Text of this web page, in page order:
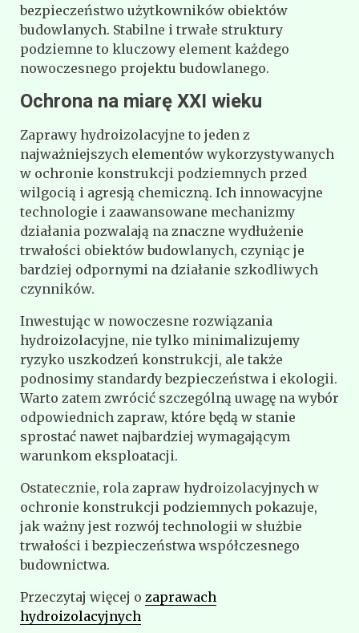
bezpieczeństwo użytkowników obiektów
budowlanych. Stabilne i trwałe struktury
podziemne to kluczowy element każdego
nowoczesnego projektu budowlanego.
Ochrona na miarę XXI wieku
Zaprawy hydroizolacyjne to jeden z
najważniejszych elementów wykorzystywanych
w ochronie konstrukcji podziemnych przed
wilgocią i agresją chemiczną. Ich innowacyjne
technologie i zaawansowane mechanizmy
działania pozwalają na znaczne wydłużenie
trwałości obiektów budowlanych, czyniąc je
bardziej odpornymi na działanie szkodliwych
czynników.
Inwestując w nowoczesne rozwiązania
hydroizolacyjne, nie tylko minimalizujemy
ryzyko uszkodzeń konstrukcji, ale także
podnosimy standardy bezpieczeństwa i ekologii.
Warto zatem zwrócić szczególną uwagę na wybór
odpowiednich zapraw, które będą w stanie
sprostać nawet najbardziej wymagającym
warunkom eksploatacji.
Ostatecznie, rola zapraw hydroizolacyjnych w
ochronie konstrukcji podziemnych pokazuje,
jak ważny jest rozwój technologii w służbie
trwałości i bezpieczeństwa współczesnego
budownictwa.
Przeczytaj więcej o zaprawach
hydroizolacyjnych